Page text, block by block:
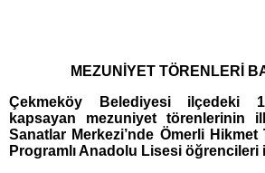
MEZUNİYET TÖRENLERİ
Çekmeköy Belediyesi ilçedeki
kapsayan mezuniyet törenlerinin
Sanatlar Merkezi’nde Ömerli
Programlı Anadolu Lisesi